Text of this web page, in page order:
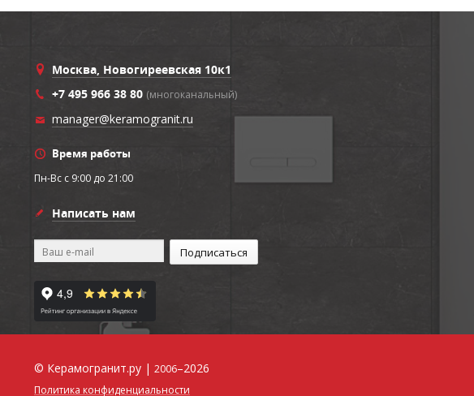
Москва, Новогиреевская 10к1
+7 495 966 38 80 (многоканальный)
manager@keramogranit.ru
Время работы
Пн-Вс c 9:00 до 21:00
Написать нам
© Керамогранит.ру | 2006–2026
Политика конфиденциальности